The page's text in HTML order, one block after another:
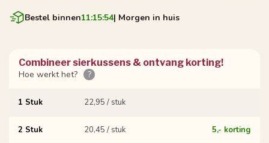
Bestel binnen11:15:54| Morgen in huis
Combineer sierkussens & ontvang korting!
Hoe werkt het?
?
1 Stuk 22,95 / stuk
2 Stuk 20,45 / stuk 5,- korting